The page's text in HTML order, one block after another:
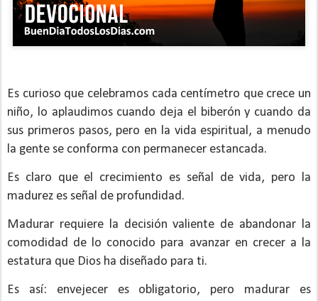
Es curioso que celebramos cada centímetro que crece un
niño, lo aplaudimos cuando deja el biberón y cuando da
sus primeros pasos, pero en la vida espiritual, a menudo
la gente se conforma con permanecer estancada.
Es claro que el crecimiento es señal de vida, pero la
madurez es señal de profundidad.
Madurar requiere la decisión valiente de abandonar la
comodidad de lo conocido para avanzar en crecer a la
estatura que Dios ha diseñado para ti.
Es así: envejecer es obligatorio, pero madurar es